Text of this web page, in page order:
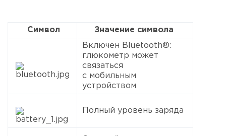
Символ Значение символа
Включен Bluetooth®:
глюкометр может
связаться
с мобильным
устройством
Полный уровень заряда